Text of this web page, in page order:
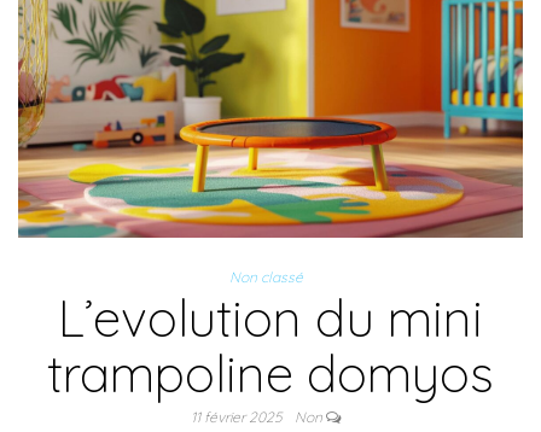
Non classé
L’evolution du mini
trampoline domyos
11 février 2025 Non